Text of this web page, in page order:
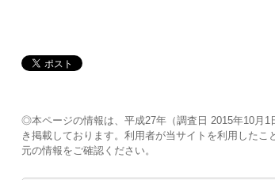
◎本ページの情報は、平成27年（調査日 2015年10月
き掲載しております。利用者が当サイトを利用した
元の情報をご確認ください。